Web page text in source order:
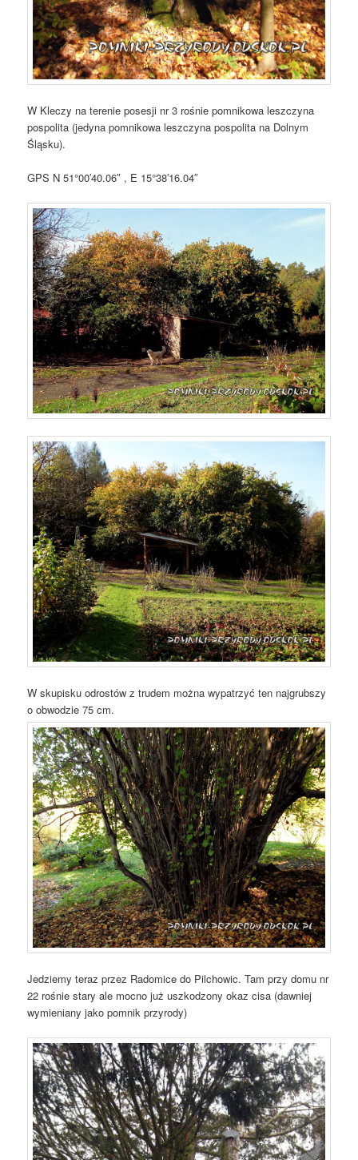
W Kleczy na terenie posesji nr 3 rośnie pomnikowa leszczyna
pospolita (jedyna pomnikowa leszczyna pospolita na Dolnym
Śląsku).
GPS N 51°00′40.06″ , E 15°38′16.04″
W skupisku odrostów z trudem można wypatrzyć ten najgrubszy
o obwodzie 75 cm.
Jedziemy teraz przez Radomice do Pilchowic. Tam przy domu nr
22 rośnie stary ale mocno już uszkodzony okaz cisa (dawniej
wymieniany jako pomnik przyrody)